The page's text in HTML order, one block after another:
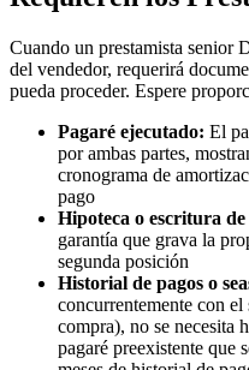
Cuando un prestamista senior
del vendedor, requerirá
pueda proceder. Espere
Pagaré ejecutado: El
por ambas partes,
cronograma de
pago
Hipoteca o escritura
garantía que grava la
segunda posición
Historial de pagos o
concurrentemente con
compra), no se necesita
pagaré preexistente que